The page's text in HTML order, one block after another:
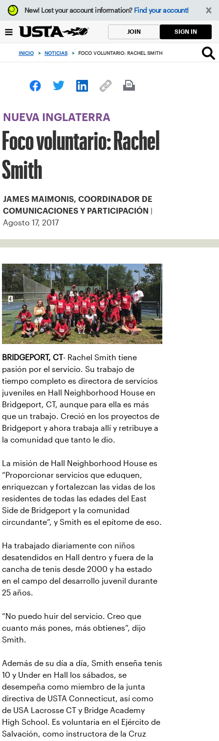
Enfoque
desde
botón
volver
principio
New!Lost your account information? Find your account!
JOIN SIGN IN
INICIO > NOTICIAS > FOCO VOLUNTARIO: RACHEL SMITH
NUEVA INGLATERRA
Foco voluntario: Rachel
Smith
JAMES MAIMONIS, COORDINADOR DE
COMUNICACIONES Y PARTICIPACIÓN
Agosto 17, 2017
BRIDGEPORT, CT- Rachel Smith tiene
pasión por el servicio. Su trabajo de
tiempo completo es directora de servicios
juveniles en Hall Neighborhood House en
Bridgeport, CT, aunque para ella es más
que un trabajo. Creció en los proyectos de
Bridgeport y ahora trabaja allí y retribuye a
la comunidad que tanto le dio.
La misión de Hall Neighborhood House es
“Proporcionar servicios que eduquen,
enriquezcan y fortalezcan las vidas de los
residentes de todas las edades del East
Side de Bridgeport y la comunidad
circundante”, y Smith es el epítome de eso.
Ha trabajado diariamente con niños
desatendidos en Hall dentro y fuera de la
cancha de tenis desde 2000 y ha estado
en el campo del desarrollo juvenil durante
25 años.
“No puedo huir del servicio. Creo que
cuanto más pones, más obtienes”, dijo
Smith.
Además de su día a día, Smith enseña tenis
10 y Under en Hall los sábados, se
desempeña como miembro de la junta
directiva de USTA Connecticut, así como
de USA Lacrosse CT y Bridge Academy
High School. Es voluntaria en el Ejército de
Salvación, como instructora de la Cruz